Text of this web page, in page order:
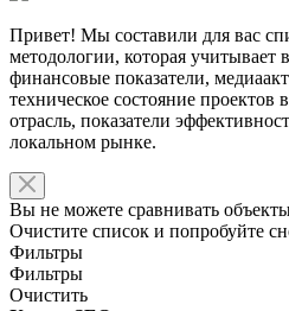
Привет! Мы составили для вас
методологии, которая учитывает
финансовые показатели,
техническое состояние проектов
отрасль, показатели
локальном рынке.
Вы не можете сравнивать
Очистите список и попробуйте
Фильтры
Фильтры
Очистить